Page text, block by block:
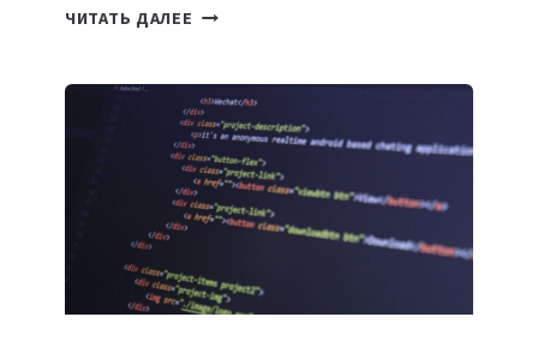
ЧИТАТЬ ДАЛЕЕ ТАСК-
ПОЛЕЗНЫХ
ИНСТРУМЕНТОВ
ДЛЯ
РАБОТЫ